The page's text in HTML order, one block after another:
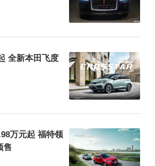
机，电池为磷酸铁锂电池组；双
前150kW后250kW的永磁同步电
全新本田飞度
万元起 福特领
售